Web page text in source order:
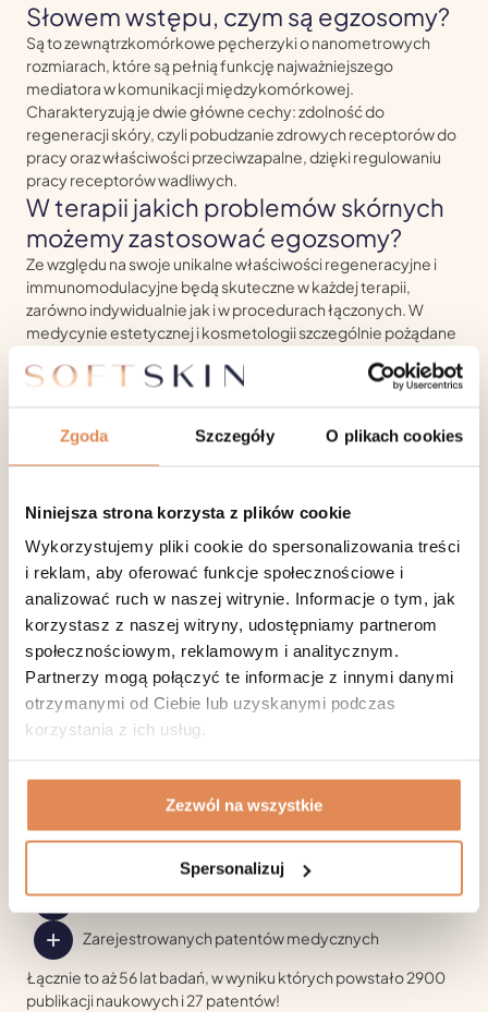
Zgoda Szczegóły O plikach cookies
Niniejsza strona korzysta z plików cookie
Wykorzystujemy pliki cookie do spersonalizowania treści
i reklam, aby oferować funkcje społecznościowe i
analizować ruch w naszej witrynie. Informacje o tym, jak
korzystasz z naszej witryny, udostępniamy partnerom
społecznościowym, reklamowym i analitycznym.
Partnerzy mogą połączyć te informacje z innymi danymi
otrzymanymi od Ciebie lub uzyskanymi podczas
korzystania z ich usług.
Zezwól na wszystkie
Spersonalizuj
Słowem wstępu, czym są egzosomy?
Są to zewnątrzkomórkowe pęcherzyki o nanometrowych
rozmiarach, które są pełnią funkcję najważniejszego
mediatora w komunikacji międzykomórkowej.
Charakteryzują je dwie główne cechy: zdolność do
regeneracji skóry, czyli pobudzanie zdrowych receptorów do
pracy oraz właściwości przeciwzapalne, dzięki regulowaniu
pracy receptorów wadliwych.
W terapii jakich problemów skórnych
możemy zastosować egozsomy?
Ze względu na swoje unikalne właściwości regeneracyjne i
immunomodulacyjne będą skuteczne w każdej terapii,
zarówno indywidualnie jak i w procedurach łączonych. W
medycynie estetycznej i kosmetologii szczególnie pożądane
skóry, redukcji zmarszczek, poprawy kolorytu i nawilżenia, ale
melaniny czy w leczeniu łysienia androgenowego i
telogenowego u kobiet i mężczyzn.
Dodatkowo stanowią świetne połączenie z zabiegami
wydłużony, na przykład w trakcie i po zabiegu mezoterapii
mikroigłowej, bądź po zabiegach laserowych w terapii
zanikowych blizn potrądzikowych.
Warto również pamiętać, że egzosomy są 100 mniejsze od
komórki ludzkiego organizmu, dlatego mają możliwość
swobodnego przenikania przez warstwy skóry, w tym nawet
przez nieuszkodzony naskórek oraz mają zdolność syntezy
ceramidów, więc aktywnie uszczelniają barierę hydrolipidową
i utrzymują skórę w optymalnym nawilżeniu i kondycji.
Egzosomy – ile o nich wiemy?
skuteczność została wykazana podczas badań klinicznych.
Posiada pełną dokumentację:
Dotyczącą standaryzacji produkcji oraz dawców
Czystości pozyskanego wyboru
Liczebności w pełni oczyszczonych egzosomów
Zarejestrowanych patentów medycznych
Łącznie to aż 56 lat badań, w wyniku których powstało 2900
publikacji naukowych i 27 patentów!